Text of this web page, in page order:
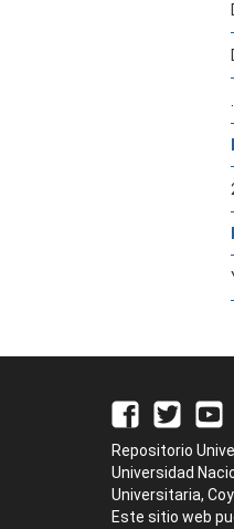
Repositorio
Universidad
Universitaria,
Este sitio web